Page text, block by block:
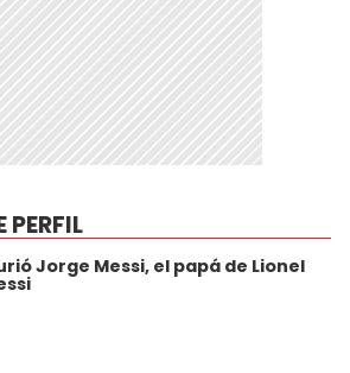
PERFIL
Jorge Messi, el papá de Lionel